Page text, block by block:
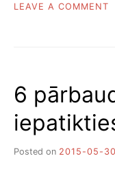
LEAVE A COMMENT
6
Posted on 2015-05-30